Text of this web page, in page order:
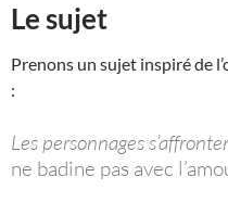
Le sujet
Prenons un sujet inspiré de
:
Les personnages
ne badine pas avec